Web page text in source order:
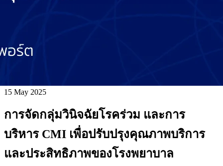
15 May 2025
การจัดกลุ่มวินิจฉัยโรคร่วม และการ
บริหาร CMI เพื่อปรับปรุงคุณภาพบริการ
และประสิทธิภาพของโรงพยาบาล